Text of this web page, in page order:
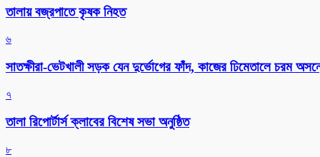
তালায় বজ্রপাতে কৃষক নিহত
৬
সাতক্ষীরা-ভেটখালী সড়ক যেন দুর্ভোগের ফাঁদ, কাজের ঢিমেতালে চরম
৭
‎তালা রিপোর্টার্স ক্লাবের বিশেষ সভা অনুষ্ঠিত
৮